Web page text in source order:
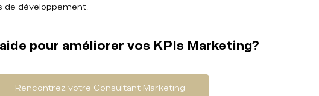
de développement.
pour améliorer vos KPIs Marketing?
Rencontrez votre Consultant Marketing